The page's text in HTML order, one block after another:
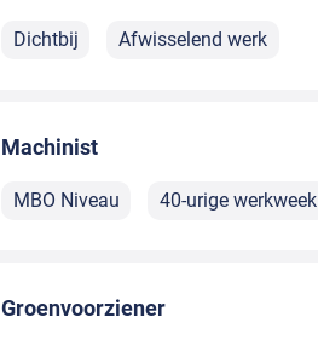
Dichtbij Afwisselend werk
Machinist
MBO Niveau 40-urige werkweek
Groenvoorziener